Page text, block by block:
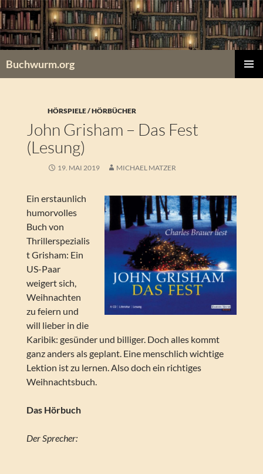
Zum
Inhalt
springen
Buchwurm.org
HÖRSPIELE / HÖRBÜCHER
John Grisham – Das Fest
(Lesung)
19. MAI 2019 MICHAEL MATZER
Ein erstaunlich
humorvolles
Buch von
Thrillerspezialis
t Grisham: Ein
US-Paar
weigert sich,
Weihnachten
zu feiern und
will lieber in die
Karibik: gesünder und billiger. Doch alles kommt
ganz anders als geplant. Eine menschlich wichtige
Lektion ist zu lernen. Also doch ein richtiges
Weihnachtsbuch.
Das Hörbuch
Der Sprecher: